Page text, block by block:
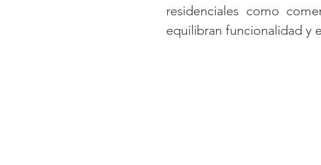
residenciales como
equilibran funcionalidad y